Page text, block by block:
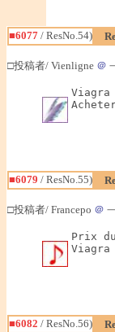
■6077 / ResNo.54)
□投稿者/ Vienligne ＠
■6079 / ResNo.55)
□投稿者/ Francepo ＠
Prix
■6082 / ResNo.56)